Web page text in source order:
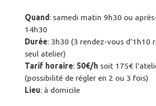
Quand: samedi matin 9h30 ou
14h30
Durée: 3h30 (3 rendez-vous d'1h10
seul atelier)
Tarif horaire: 50€/h soit 175€
(possibilité de régler en 2 ou 3 fois)
Lieu: à domicile